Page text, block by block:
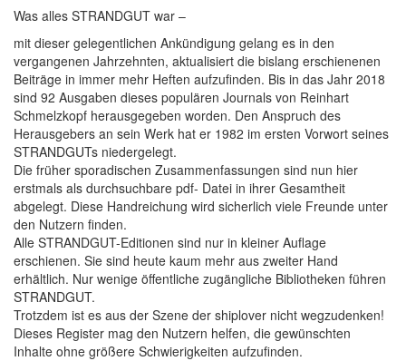
Was alles STRANDGUT war –
mit dieser gelegentlichen Ankündigung gelang es in den
vergangenen Jahrzehnten, aktualisiert die bislang erschienenen
Beiträge in immer mehr Heften aufzufinden. Bis in das Jahr 2018
sind 92 Ausgaben dieses populären Journals von Reinhart
Schmelzkopf herausgegeben worden. Den Anspruch des
Herausgebers an sein Werk hat er 1982 im ersten Vorwort seines
STRANDGUTs niedergelegt.
Die früher sporadischen Zusammenfassungen sind nun hier
erstmals als durchsuchbare pdf- Datei in ihrer Gesamtheit
abgelegt. Diese Handreichung wird sicherlich viele Freunde unter
den Nutzern finden.
Alle STRANDGUT-Editionen sind nur in kleiner Auflage
erschienen. Sie sind heute kaum mehr aus zweiter Hand
erhältlich. Nur wenige öffentliche zugängliche Bibliotheken führen
STRANDGUT.
Trotzdem ist es aus der Szene der shiplover nicht wegzudenken!
Dieses Register mag den Nutzern helfen, die gewünschten
Inhalte ohne größere Schwierigkeiten aufzufinden.